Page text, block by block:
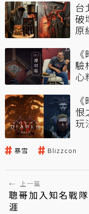
台
破
原
驗
心
恨
玩
暴雪 Blizzcon
← 上一篇
聰哥加入知名戰
涯